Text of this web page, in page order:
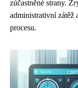
zúčastněné strany.
administrativní zátěž
procesu.